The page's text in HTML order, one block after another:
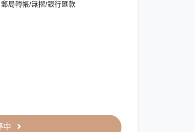
局轉帳/無摺/銀行匯款
中